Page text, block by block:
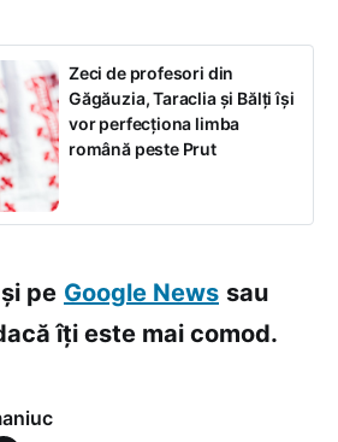
Zeci de profesori din
Găgăuzia, Taraclia și Bălți își
vor perfecționa limba
română peste Prut
pe Google News sau
îți este mai comod.